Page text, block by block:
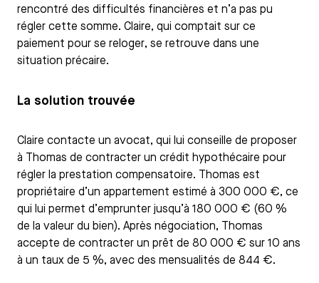
rencontré des difficultés financières et n’a pas pu
régler cette somme. Claire, qui comptait sur ce
paiement pour se reloger, se retrouve dans une
situation précaire.
La solution trouvée
Claire contacte un avocat, qui lui conseille de proposer
à Thomas de contracter un crédit hypothécaire pour
régler la prestation compensatoire. Thomas est
propriétaire d’un appartement estimé à 300 000 €, ce
qui lui permet d’emprunter jusqu’à 180 000 € (60 %
de la valeur du bien). Après négociation, Thomas
accepte de contracter un prêt de 80 000 € sur 10 ans
à un taux de 5 %, avec des mensualités de 844 €.